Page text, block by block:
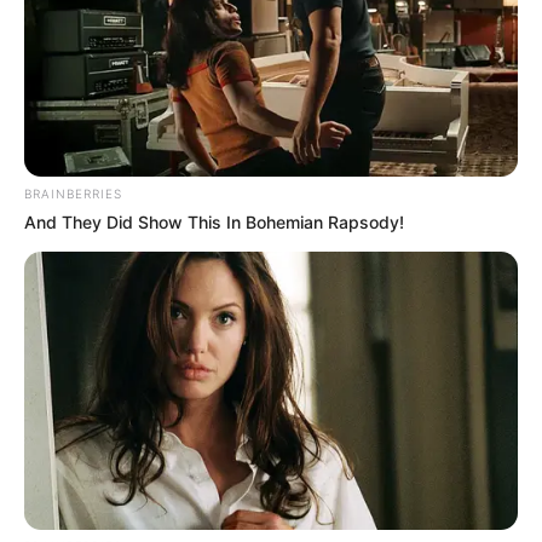
prácticas violentas y tradicionales con animales en el
país. Para el caso de las corralejas, esta ley empezaría a
regir en el año 2028.
Luego de conocerse esta decisión, la senadora
animalista, Andrea Padilla aseguró que,
todas estas
prácticas violentas y crueles con los animales debían
quedar prohibidas.
Hoy es un día para reconocer la lucha de años de miles
de personas en Colombia y en el mundo. Falta un
larguísimo camino por recorrer, pero
este espaldarazo de
la Corte nos da un impulso invaluable”, aseguró.
Lea también:
Cámaras trampa han permitido registrar
21 especies de mamíferos en áreas de conservación de
Medellín
Sobre las corralejas en Antioquia, hay que indicar que,
BRAINBERRIES
And They Did Show This In Bohemian Rapsody!